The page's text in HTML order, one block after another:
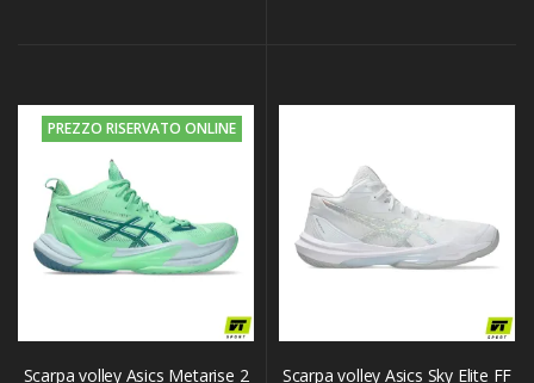
PREZZO RISERVATO ONLINE
Scarpa volley Asics Metarise 2
Scarpa volley Asics Sky Elite FF